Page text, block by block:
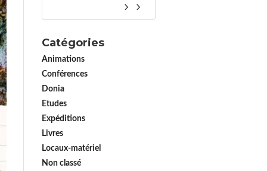
Catégories
Animations
Conférences
Donia
Etudes
Expéditions
Livres
Locaux-matériel
Non classé